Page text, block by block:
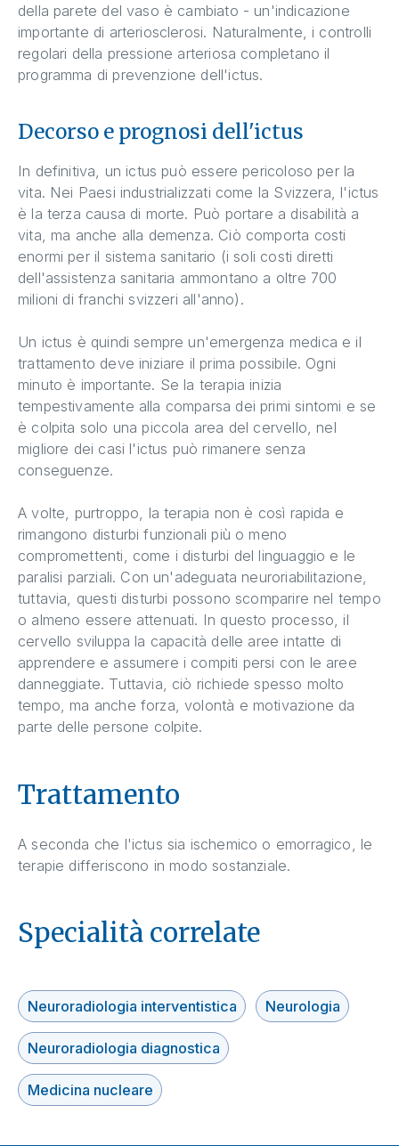
della parete del vaso è cambiato - un'indicazione
importante di arteriosclerosi. Naturalmente, i controlli
regolari della pressione arteriosa completano il
programma di prevenzione dell'ictus.
Decorso e prognosi dell'ictus
In definitiva, un ictus può essere pericoloso per la
vita. Nei Paesi industrializzati come la Svizzera, l'ictus
è la terza causa di morte. Può portare a disabilità a
vita, ma anche alla demenza. Ciò comporta costi
enormi per il sistema sanitario (i soli costi diretti
dell'assistenza sanitaria ammontano a oltre 700
milioni di franchi svizzeri all'anno).
Un ictus è quindi sempre un'emergenza medica e il
trattamento deve iniziare il prima possibile. Ogni
minuto è importante. Se la terapia inizia
tempestivamente alla comparsa dei primi sintomi e se
è colpita solo una piccola area del cervello, nel
migliore dei casi l'ictus può rimanere senza
conseguenze.
A volte, purtroppo, la terapia non è così rapida e
rimangono disturbi funzionali più o meno
compromettenti, come i disturbi del linguaggio e le
paralisi parziali. Con un'adeguata neuroriabilitazione,
tuttavia, questi disturbi possono scomparire nel tempo
o almeno essere attenuati. In questo processo, il
cervello sviluppa la capacità delle aree intatte di
apprendere e assumere i compiti persi con le aree
danneggiate. Tuttavia, ciò richiede spesso molto
tempo, ma anche forza, volontà e motivazione da
parte delle persone colpite.
Trattamento
A seconda che l'ictus sia ischemico o emorragico, le
terapie differiscono in modo sostanziale.
Specialità correlate
Neuroradiologia interventistica Neurologia
Neuroradiologia diagnostica
Medicina nucleare